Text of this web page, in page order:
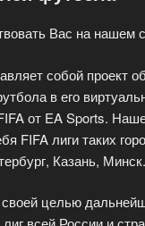
Вас на нашем
собой проект
в его
от EA Sports.
FIFA лиги таких
Казань, Минск.
своей целью